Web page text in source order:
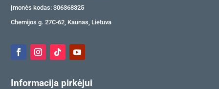
Įmonės kodas: 306368325
Chemijos g. 27C-62, Kaunas, Lietuva
Informacija pirkėjui